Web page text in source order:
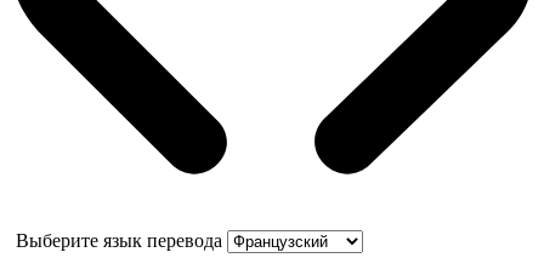
Выберите язык перевода